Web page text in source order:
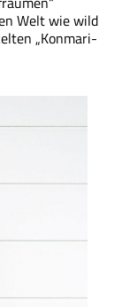
Welt wie wild
„Konmari-